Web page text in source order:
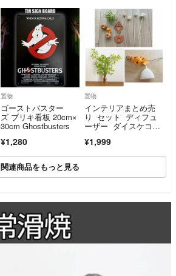
置物
ゴーストバスター
ズ ブリキ看板 20cm×
30cm Ghostbusters
¥1,280
置物
インテリアまとめ売
り セット ディフュ
ーザー ダイスケコン
蘭
¥1,999
関連商品をもっと見る